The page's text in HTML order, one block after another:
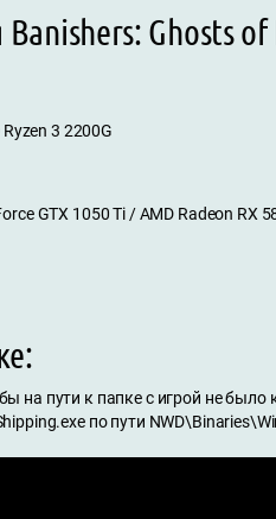
Ghosts of
3 2200G
GTX 1050 Ti / AMD Radeon RX
на пути к папке с игрой не было
по пути